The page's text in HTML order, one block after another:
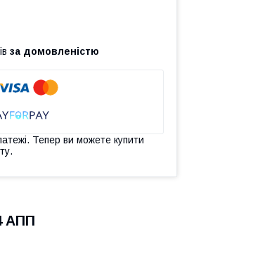
за домовленістю
Тепер ви можете купити
АПП